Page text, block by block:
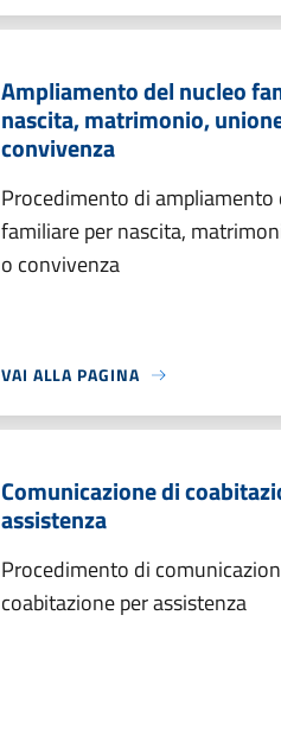
Ampliamento del nucleo
nascita, matrimonio,
convivenza
Procedimento di ampliamento
familiare per nascita,
o convivenza
VAI ALLA PAGINA
Comunicazione di
assistenza
Procedimento di
coabitazione per assistenza